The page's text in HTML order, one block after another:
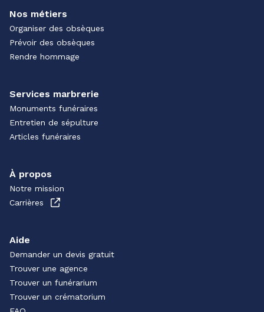
Nos métiers
Organiser des obsèques
Prévoir des obsèques
Rendre hommage
Services marbrerie
Monuments funéraires
Entretien de sépulture
Articles funéraires
À propos
Notre mission
Carrières
Aide
Demander un devis gratuit
Trouver une agence
Trouver un funérarium
Trouver un crématorium